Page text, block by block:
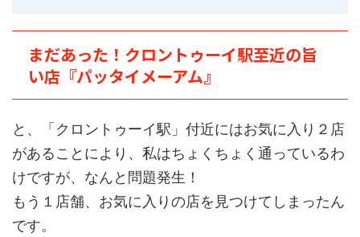
まだあった！クロントゥーイ駅至近の旨
い店『パッタイメーアム』
と、「クロントゥーイ駅」付近にはお気に入り２店
があることにより、私はちょくちょく通っているわ
けですが、なんと問題発生！
もう１店舗、お気に入りの店を見つけてしまったん
です。